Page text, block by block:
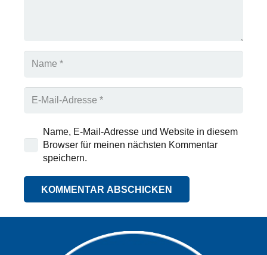
Name, E-Mail-Adresse und Website in diesem
Browser für meinen nächsten Kommentar
speichern.
KOMMENTAR ABSCHICKEN